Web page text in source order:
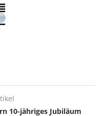
10-jähriges Jubiläum